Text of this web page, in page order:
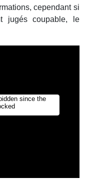
cependant si
jugés coupable, le